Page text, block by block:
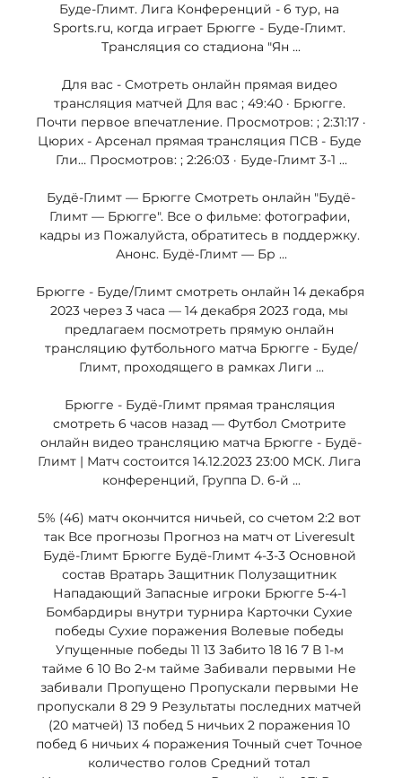
Буде-Глимт. Лига Конференций - 6 тур, на
Sports.ru, когда играет Брюгге - Буде-Глимт.
Трансляция со стадиона "Ян ...
Для вас - Смотреть онлайн прямая видео
трансляция матчей Для вас ; 49:40 · Брюгге.
Почти первое впечатление. Просмотров: ; 2:31:17 ·
Цюрих - Арсенал прямая трансляция ПСВ - Буде
Гли… Просмотров: ; 2:26:03 · Буде-Глимт 3-1 ...
Будё-Глимт — Брюгге Смотреть онлайн "Будё-
Глимт — Брюгге". Все о фильме: фотографии,
кадры из Пожалуйста, обратитесь в поддержку.
Анонс. Будё-Глимт — Бр ...
Брюгге - Буде/Глимт смотреть онлайн 14 декабря
2023 через 3 часа — 14 декабря 2023 года, мы
предлагаем посмотреть прямую онлайн
трансляцию футбольного матча Брюгге - Буде/
Глимт, проходящего в рамках Лиги ...
Брюгге - Будё-Глимт прямая трансляция
смотреть 6 часов назад — Футбол Смотрите
онлайн видео трансляцию матча Брюгге - Будё-
Глимт | Матч состоится 14.12.2023 23:00 МСК. Лига
конференций, Группа D. 6-й ...
5% (46) матч окончится ничьей, со счетом 2:2 вот
так Все прогнозы Прогноз на матч от Liveresult
Будё-Глимт Брюгге Будё-Глимт 4-3-3 Основной
состав Вратарь Защитник Полузащитник
Нападающий Запасные игроки Брюгге 5-4-1
Бомбардиры внутри турнира Карточки Сухие
победы Сухие поражения Волевые победы
Упущенные победы 11 13 Забито 18 16 7 В 1-м
тайме 6 10 Во 2-м тайме Забивали первыми Не
забивали Пропущено Пропускали первыми Не
пропускали 8 29 9 Результаты последних матчей
(20 матчей) 13 побед 5 ничьих 2 поражения 10
побед 6 ничьих 4 поражения Точный счет Точное
количество голов Средний тотал